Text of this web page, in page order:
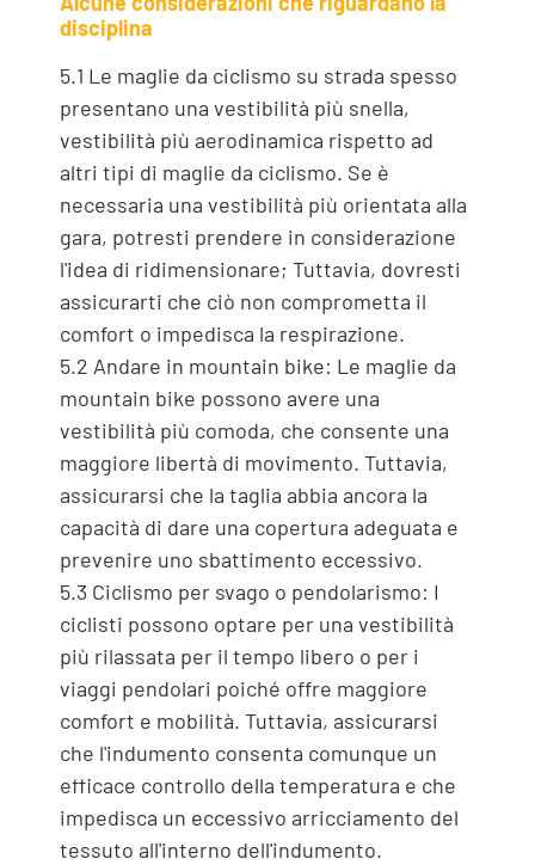
disciplina
5.1 Le maglie da ciclismo su strada spesso
presentano una vestibilità più snella,
vestibilità più aerodinamica rispetto ad
altri tipi di maglie da ciclismo. Se è
necessaria una vestibilità più orientata alla
gara, potresti prendere in considerazione
l'idea di ridimensionare; Tuttavia, dovresti
assicurarti che ciò non comprometta il
comfort o impedisca la respirazione.
5.2 Andare in mountain bike: Le maglie da
mountain bike possono avere una
vestibilità più comoda, che consente una
maggiore libertà di movimento. Tuttavia,
assicurarsi che la taglia abbia ancora la
capacità di dare una copertura adeguata e
prevenire uno sbattimento eccessivo.
5.3 Ciclismo per svago o pendolarismo: I
ciclisti possono optare per una vestibilità
più rilassata per il tempo libero o per i
viaggi pendolari poiché offre maggiore
comfort e mobilità. Tuttavia, assicurarsi
che l'indumento consenta comunque un
efficace controllo della temperatura e che
impedisca un eccessivo arricciamento del
tessuto all'interno dell'indumento.